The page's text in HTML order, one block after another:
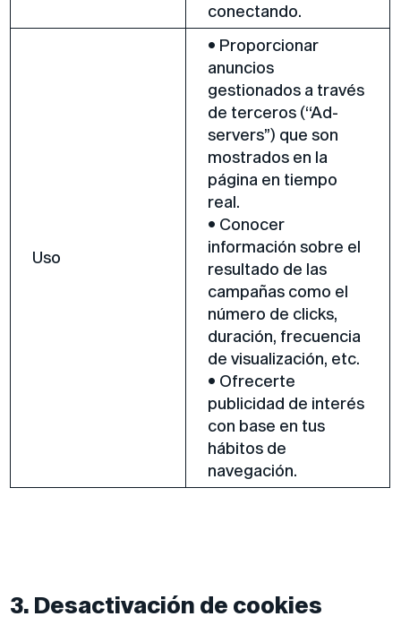
conectando.
Uso
• Proporcionar
anuncios
gestionados a través
de terceros (“Ad-
servers”) que son
mostrados en la
página en tiempo
real.
• Conocer
información sobre el
resultado de las
campañas como el
número de clicks,
duración, frecuencia
de visualización, etc.
• Ofrecerte
publicidad de interés
con base en tus
hábitos de
navegación.
3. Desactivación de cookies